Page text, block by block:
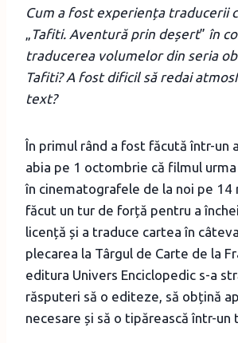
Cum a fost experiența traducerii
„ Tafiti. Aventură prin deșert” în
traducerea volumelor din seria
Tafiti? A fost dificil să redai
text?
În primul rând a fost făcută într-un
abia pe 1 octombrie că filmul urma
în cinematografele de la noi pe 14
făcut un tur de forță pentru a
licență și a traduce cartea în
plecarea la Târgul de Carte de la
editura Univers Enciclopedic s-a
răsputeri să o editeze, să obțină
necesare și să o tipărească într-un